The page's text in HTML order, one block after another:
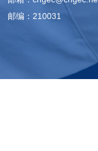
邮编：210031